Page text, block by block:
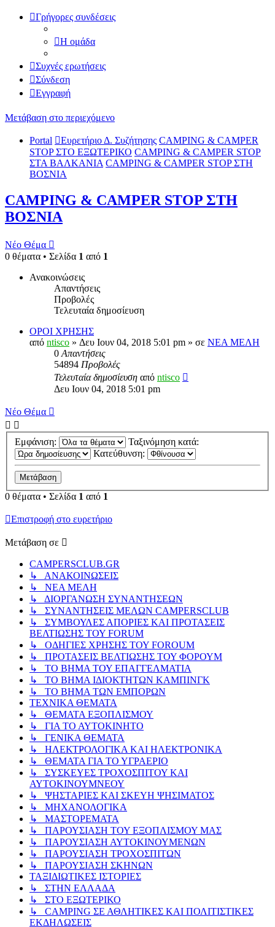
Γρήγορες συνδέσεις
Η ομάδα
Συχνές ερωτήσεις
Σύνδεση
Εγγραφή
Μετάβαση στο περιεχόμενο
Portal Ευρετήριο Δ. Συζήτησης CAMPING & CAMPER
STOP ΣΤΟ ΕΞΩΤΕΡΙΚΟ CAMPING & CAMPER STOP
ΣΤΑ ΒΑΛΚΑΝΙΑ CAMPING & CAMPER STOP ΣΤΗ
ΒΟΣΝΙΑ
CAMPING & CAMPER STOP ΣΤΗ
ΒΟΣΝΙΑ
Νέο Θέμα
0 θέματα • Σελίδα 1 από 1
Ανακοινώσεις
Απαντήσεις
Προβολές
Τελευταία δημοσίευση
ΟΡΟΙ ΧΡΗΣΗΣ
από ntisco » Δευ Ιουν 04, 2018 5:01 pm » σε ΝΕΑ ΜΕΛΗ
0 Απαντήσεις
54894 Προβολές
Τελευταία δημοσίευση από ntisco
Δευ Ιουν 04, 2018 5:01 pm
Νέο Θέμα
Εμφάνιση:
Ταξινόμηση κατά:
Κατεύθυνση:
0 θέματα • Σελίδα 1 από 1
Επιστροφή στο ευρετήριο
Μετάβαση σε
CAMPERSCLUB.GR
↳ ΑΝΑΚΟΙΝΩΣΕΙΣ
↳ ΝΕΑ ΜΕΛΗ
↳ ΔΙΟΡΓΑΝΩΣΗ ΣΥΝΑΝΤΗΣΕΩΝ
↳ ΣΥΝΑΝΤΗΣΕΙΣ ΜΕΛΩΝ CAMPERSCLUB
↳ ΣΥΜΒΟΥΛΕΣ ΑΠΟΡΙΕΣ ΚΑΙ ΠΡΟΤΑΣΕΙΣ
ΒΕΛΤΙΩΣΗΣ ΤΟΥ FORUM
↳ ΟΔΗΓΙΕΣ ΧΡΗΣΗΣ ΤΟΥ FOROUM
↳ ΠΡΟΤΑΣΕΙΣ ΒΕΛΤΙΩΣΗΣ ΤΟΥ ΦΟΡΟΥΜ
↳ ΤΟ ΒΗΜΑ ΤΟΥ ΕΠΑΓΓΕΛΜΑΤΙΑ
↳ ΤΟ ΒΗΜΑ ΙΔΙΟΚΤΗΤΩΝ ΚΑΜΠΙΝΓΚ
↳ ΤΟ ΒΗΜΑ ΤΩΝ ΕΜΠΟΡΩΝ
ΤΕΧΝΙΚΑ ΘΕΜΑΤΑ
↳ ΘΕΜΑΤΑ ΕΞΟΠΛΙΣΜΟΥ
↳ ΓΙΑ ΤΟ ΑΥΤΟΚΙΝΗΤΟ
↳ ΓΕΝΙΚΑ ΘΕΜΑΤΑ
↳ ΗΛΕΚΤΡΟΛΟΓΙΚΑ ΚΑΙ ΗΛΕΚΤΡΟΝΙΚΑ
↳ ΘΕΜΑΤΑ ΓΙΑ ΤΟ ΥΓΡΑΕΡΙΟ
↳ ΣΥΣΚΕΥΕΣ ΤΡΟΧΟΣΠΙΤΟΥ ΚΑΙ
ΑΥΤΟΚΙΝΟΥΜΝΕΟΥ
↳ ΨΗΣΤΑΡΙΕΣ ΚΑΙ ΣΚΕΥΗ ΨΗΣΙΜΑΤΟΣ
↳ ΜΗΧΑΝΟΛΟΓΙΚΑ
↳ ΜΑΣΤΟΡΕΜΑΤΑ
↳ ΠΑΡΟΥΣΙΑΣΗ ΤΟΥ ΕΞΟΠΛΙΣΜΟΥ ΜΑΣ
↳ ΠΑΡΟΥΣΙΑΣΗ ΑΥΤΟΚΙΝΟΥΜΕΝΩΝ
↳ ΠΑΡΟΥΣΙΑΣΗ ΤΡΟΧΟΣΠΙΤΩΝ
↳ ΠΑΡΟΥΣΙΑΣΗ ΣΚΗΝΩΝ
ΤΑΞΙΔΙΩΤΙΚΕΣ ΙΣΤΟΡΙΕΣ
↳ ΣΤΗΝ ΕΛΛΑΔΑ
↳ ΣΤΟ ΕΞΩΤΕΡΙΚΟ
↳ CAMPING ΣΕ ΑΘΛΗΤΙΚΕΣ ΚΑΙ ΠΟΛΙΤΙΣΤΙΚΕΣ
ΕΚΔΗΛΩΣΕΙΣ